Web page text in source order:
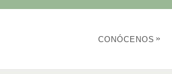
CONÓCENOS »